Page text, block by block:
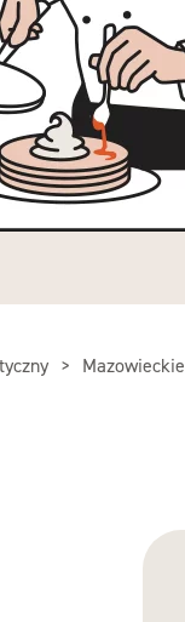
Mazowieckie
Dieta